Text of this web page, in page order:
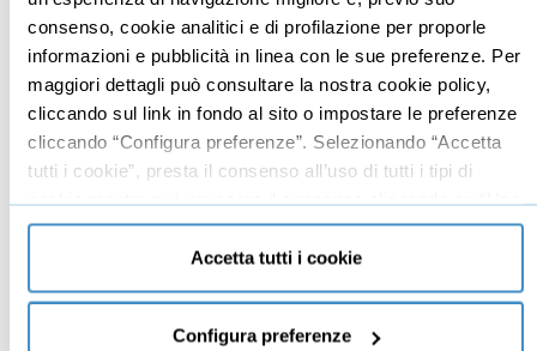
consenso, cookie analitici e di profilazione per proporle
informazioni e pubblicità in linea con le sue preferenze. Per
maggiori dettagli può consultare la nostra cookie policy,
cliccando sul link in fondo al sito o impostare le preferenze
cliccando “Configura preferenze”. Selezionando “Accetta
tutti i cookie”, presta il consenso all’uso di tutti i tipi di
cookie mentre può revocare il consenso cliccando su “Usa
solo cookie necessari” e saranno attivati i soli cookie
tecnici necessari al corretto funzionamento del sito.
Accetta tutti i cookie
Configura preferenze
Imprenditoria
Risorse Umane
Vendita
Branding
Leadership
Business management
Produttività
Gestione aziendale
Social media manager
E-commerce
Google
Data analyst